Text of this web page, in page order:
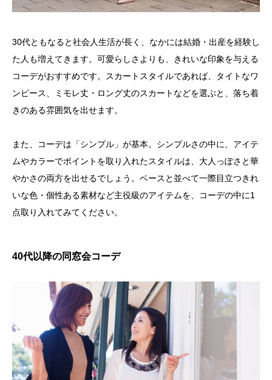
30代ともなると社会人生活が長く、なかには結婚・出産を経験し
た人も増えてきます。可愛らしさよりも、きれいな印象を与える
コーデがおすすめです。スカートスタイルであれば、タイトなワ
ンピース、ミモレ丈・ロング丈のスカートなどを選ぶと、落ち着
きのある雰囲気を出せます。
また、コーデは「シンプル」が基本。シンプルさの中に、アイテ
ムやカラーでポイントを取り入れたスタイルは、大人っぽさと華
やかさの両方を出せるでしょう。ベースと並べて一際目立つきれ
いな色・個性ある素材など主役級のアイテムを、コーデの中に1
点取り入れてみてください。
40代以降の同窓会コーデ